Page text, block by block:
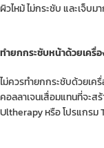
ผิวไหม้ ไม่กระชับ และเจ็บ
ทำยกกระชับหน้าด้วยเครื่
ไม่ควรทำยกกระชับด้วยเครื่
คอลลาเจนเสื่อมแทนที่จะส
Ultherapy หรือ โปรแกรม